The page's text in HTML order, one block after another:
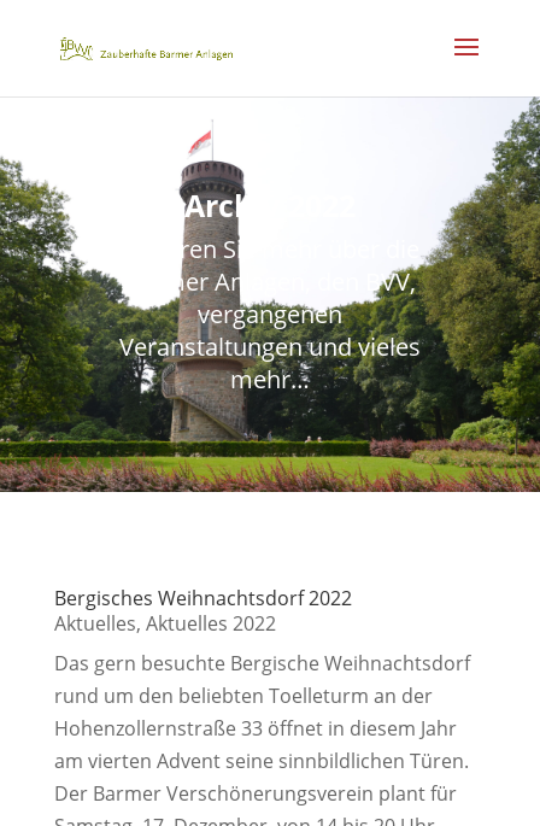
Archiv 2022
Erfahren Sie mehr über die
Barmer Anlagen, den BVV,
vergangenen
Veranstaltungen und vieles
mehr…
Bergisches Weihnachtsdorf 2022
Aktuelles, Aktuelles 2022
Das gern besuchte Bergische Weihnachtsdorf
rund um den beliebten Toelleturm an der
Hohenzollernstraße 33 öffnet in diesem Jahr
am vierten Advent seine sinnbildlichen Türen.
Der Barmer Verschönerungsverein plant für